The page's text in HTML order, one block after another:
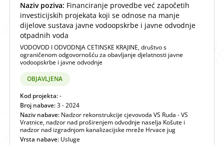
Naziv poziva: Financiranje provedbe već započetih
investicijskih projekata koji se odnose na manje
dijelove sustava javne vodoopskrbe i javne odvodnje
otpadnih voda
VODOVOD I ODVODNJA CETINSKE KRAJINE, društvo s
ograničenom odgovornošću za obavljanje djelatnosti javne
vodoopskrbe i javne odvodnje
OBJAVLJENA
Kod projekta:-
Broj nabave:3 - 2024
Naziv nabave: Nadzor rekonstrukcije cjevovoda VS Ruda - VS
Vratnice, nadzor nad proširenjem odvodnje naselja Košute i
nadzor nad izgradnjom kanalizacijske mreže Hrvace jug
Vrsta nabave: Usluge